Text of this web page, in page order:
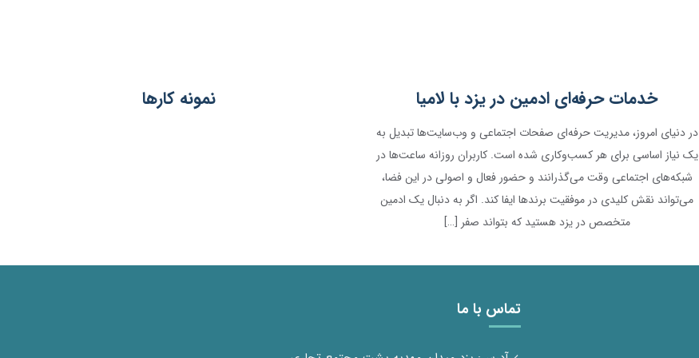
خدمات حرفه‌ای ادمین در یزد با لامیا
در دنیای امروز، مدیریت حرفه‌ای صفحات اجتماعی و وب‌سایت‌ها تبدیل به
یک نیاز اساسی برای هر کسب‌وکاری شده است. کاربران روزانه ساعت‌ها در
شبکه‌های اجتماعی وقت می‌گذرانند و حضور فعال و اصولی در این فضا،
می‌تواند نقش کلیدی در موفقیت برندها ایفا کند. اگر به دنبال یک ادمین
متخصص در یزد هستید که بتواند صفر […]
نمونه کارها
تماس با ما